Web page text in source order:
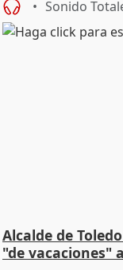
Sonido
Alcalde de
"de vacaciones"